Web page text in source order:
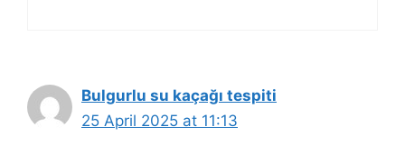
Bulgurlu su kaçağı tespiti
25 April 2025 at 11:13